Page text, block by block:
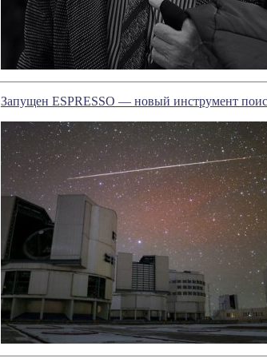
Запущен ESPRESSO — новый инструмент